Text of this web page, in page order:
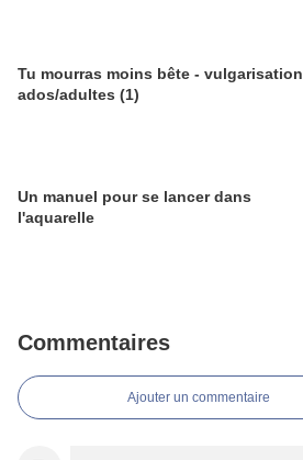
Tu mourras moins bête - vulgarisation
ados/adultes (1)
Un manuel pour se lancer dans
l'aquarelle
Commentaires
Ajouter un commentaire